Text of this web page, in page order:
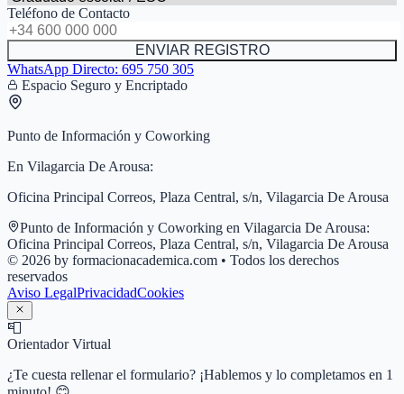
Teléfono de Contacto
ENVIAR REGISTRO
WhatsApp Directo: 695 750 305
Espacio Seguro y Encriptado
Punto de Información y Coworking
En Vilagarcia De Arousa:
Oficina Principal Correos, Plaza Central, s/n, Vilagarcia De Arousa
Punto de Información y Coworking en Vilagarcia De Arousa:
Oficina Principal Correos, Plaza Central, s/n, Vilagarcia De Arousa
© 2026 by formacionacademica.com • Todos los derechos
reservados
Aviso LegalPrivacidadCookies
📮
Orientador Virtual
¿Te cuesta rellenar el formulario? ¡Hablemos y lo completamos en 1